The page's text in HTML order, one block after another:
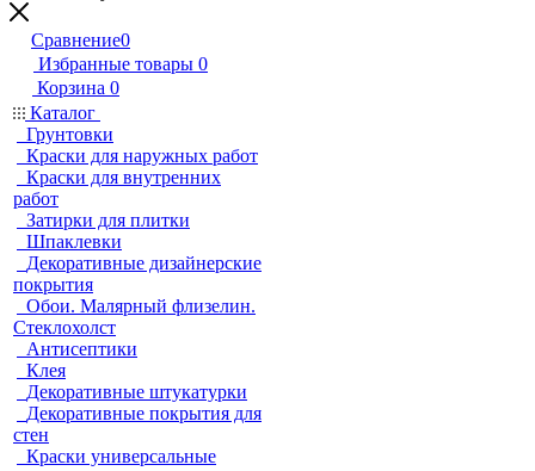
Сравнение0
Избранные товары 0
Корзина 0
Каталог
Грунтовки
Краски для наружных работ
Краски для внутренних
работ
Затирки для плитки
Шпаклевки
Декоративные дизайнерские
покрытия
Обои. Малярный флизелин.
Стеклохолст
Антисептики
Клея
Декоративные штукатурки
Декоративные покрытия для
стен
Краски универсальные